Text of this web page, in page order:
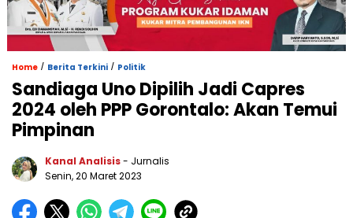
Home / Berita Terkini / Politik
Sandiaga Uno Dipilih Jadi Capres
2024 oleh PPP Gorontalo: Akan Temui
Pimpinan
Kanal Analisis- Jurnalis
Senin, 20 Maret 2023